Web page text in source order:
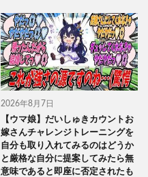
2026年8月7日
【ウマ娘】だいしゅきカウントお
嫁さんチャレンジトレーニングを
自分も取り入れてみるのはどうか
と厳格な自分に提案してみたら無
意味であると即座に否定されたも